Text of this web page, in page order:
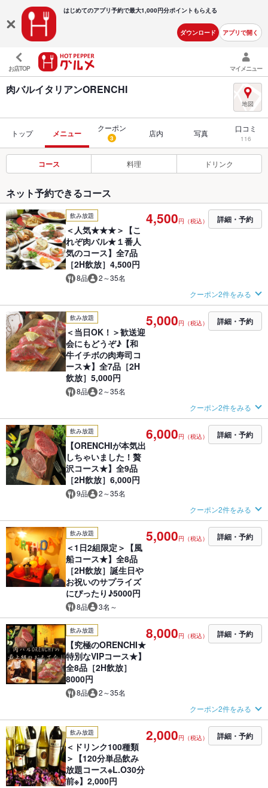
はじめてのアプリ予約で最大1,000円分ポイントもらえる
ダウンロード アプリで開く
お店TOP マイメニュー
肉バルイタリアンORENCHI
トップ メニュー
クーポン
3 店内 写真 口コミ
116
コース 料理 ドリンク
ネット予約できるコース
飲み放題
＜人気★★★＞【こ
れぞ肉バル★１番人
気のコース】全7品
［2H飲放］4,500円
8品 2～35名
4,500円（税込） 詳細・予約
クーポン2件をみる
飲み放題
＜当日OK！＞歓送迎
会にもどうぞ♪【和
牛イチボの肉寿司コ
ース★】全7品［2H
飲放］5,000円
8品 2～35名
5,000円（税込） 詳細・予約
クーポン2件をみる
飲み放題
【ORENCHIが本気出
しちゃいました！贅
沢コース★】全9品
［2H飲放］6,000円
9品 2～35名
6,000円（税込） 詳細・予約
クーポン2件をみる
飲み放題
＜1日2組限定＞【風
船コース★】全8品
［2H飲放］誕生日や
お祝いのサプライズ
にぴったり♪5000円
8品 3名～
5,000円（税込） 詳細・予約
飲み放題
【究極のORENCHI★
特別なVIPコース★】
全8品［2H飲放］
8000円
8品 2～35名
8,000円（税込） 詳細・予約
クーポン2件をみる
飲み放題
＜ドリンク100種類
＞【120分単品飲み
放題コース※L.O30分
前※】2,000円
2,000円（税込） 詳細・予約